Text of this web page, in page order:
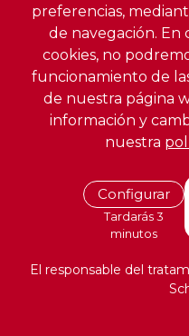
MBA
Titulación + 60
MBA
60 Créditos ECTS)
MBA Experto en
(Doble Titulación +
MBA Healthcare
MBA experto en
60 Créditos ECTS)
MBA Experto en
MBA Experto en
+ 60 Créditos
preferencias,
de navegación. En
cookies, no
funcionamiento de
de nuestra página
información y
nuestra
Configurar
Tardarás 3
minutos
El responsable del